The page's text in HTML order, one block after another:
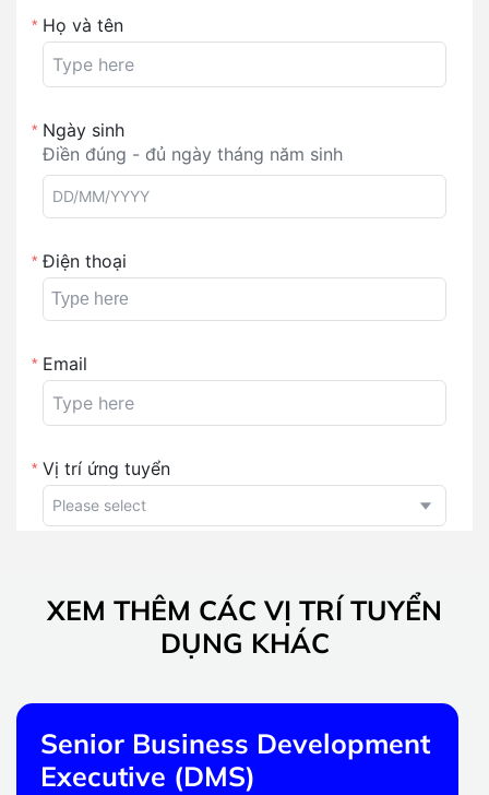
XEM THÊM CÁC VỊ TRÍ TUYỂN
DỤNG KHÁC
Senior Business Development
Executive (DMS)